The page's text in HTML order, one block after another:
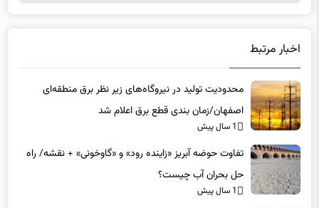
اخبار مرتبط
محدودیت تولید در نیروگاه‌های زیر نظر برق منطقه‌ای
اصفهان/زمان بندی قطع برق اعلام شد
1 سال پیش
تفاوت حوضه آبریز «زاینده رود» و «گاوخونی» + نقشه/ راه
حل بحران آب چیست؟
1 سال پیش